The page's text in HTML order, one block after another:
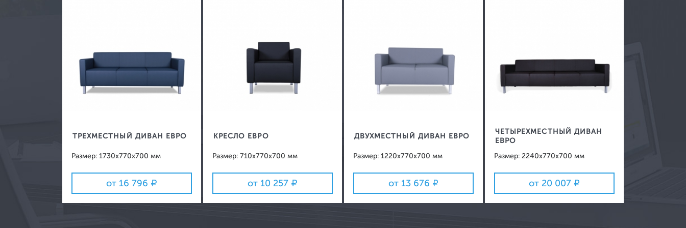
ТРЕХМЕСТНЫЙ ДИВАН ЕВРО
Размер: 1730x770x700 мм
от 16 796
КРЕСЛО ЕВРО
Размер: 710x770x700 мм
от 10 257
ДВУХМЕСТНЫЙ ДИВАН ЕВРО
Размер: 1220x770x700 мм
от 13 676
ЧЕТЫРЕХМЕСТНЫЙ ДИВАН
ЕВРО
Размер: 2240x770x700 мм
от 20 007
Вешалки